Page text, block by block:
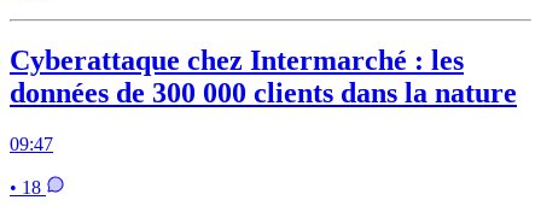
Cyberattaque chez Intermarché : les
données de 300 000 clients dans la nature
09:47
• 18